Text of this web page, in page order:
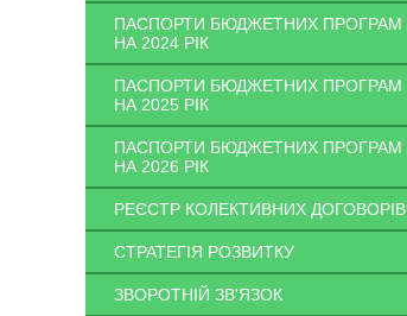
ПАСПОРТИ БЮДЖЕТНИХ ПРОГРАМ
НА 2024 РІК
ПАСПОРТИ БЮДЖЕТНИХ ПРОГРАМ
НА 2025 РІК
ПАСПОРТИ БЮДЖЕТНИХ ПРОГРАМ
НА 2026 РІК
РЕЄСТР КОЛЕКТИВНИХ ДОГОВОРІВ
СТРАТЕГІЯ РОЗВИТКУ
ЗВОРОТНІЙ ЗВ'ЯЗОК